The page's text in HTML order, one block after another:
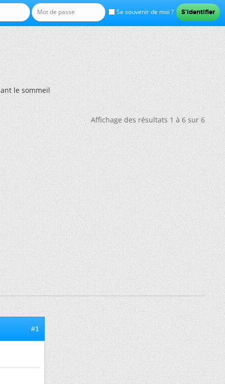
Se souvenir de moi ?
le sommeil
Affichage des résultats 1 à 6 sur 6
#1